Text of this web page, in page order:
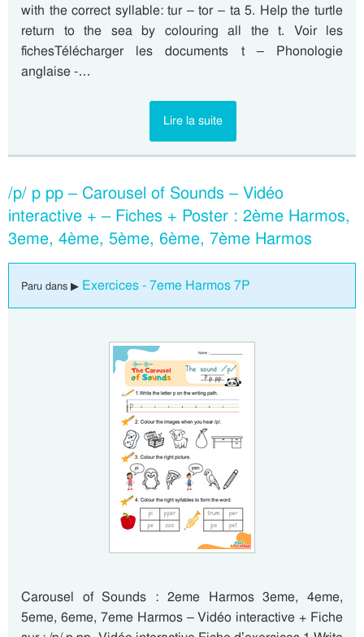
with the correct syllable: tur – tor – ta 5. Help the turtle
return to the sea by colouring all the t. Voir les
fichesTélécharger les documents t – Phonologie
anglaise -…
Lire la suite
/p/ p pp – Carousel of Sounds – Vidéo
interactive + – Fiches + Poster : 2ème Harmos,
3eme, 4ème, 5ème, 6ème, 7ème Harmos
Paru dans ▶ Exercices - 7eme Harmos 7P
Carousel of Sounds : 2eme Harmos 3eme, 4eme,
5eme, 6eme, 7eme Harmos – Vidéo interactive + Fiche